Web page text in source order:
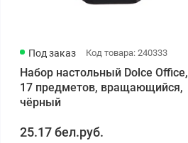
Под заказ Код товара: 240333
Набор настольный Dolce Office,
17 предметов, вращающийся,
чёрный
25.17 бел.руб.